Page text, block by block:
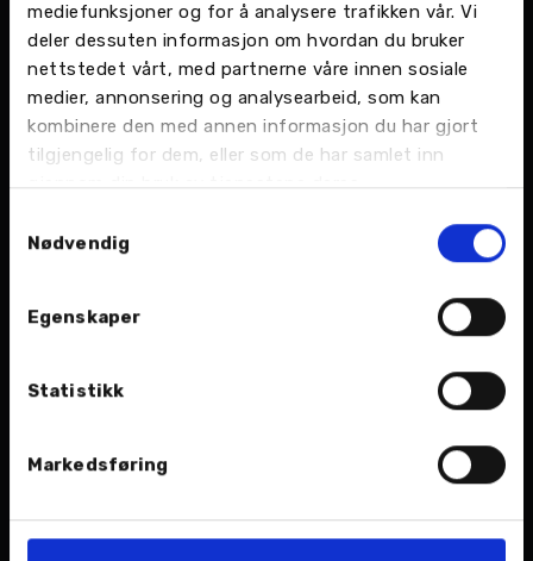
mediefunksjoner og for å analysere trafikken vår. Vi
deler dessuten informasjon om hvordan du bruker
nettstedet vårt, med partnerne våre innen sosiale
medier, annonsering og analysearbeid, som kan
kombinere den med annen informasjon du har gjort
tilgjengelig for dem, eller som de har samlet inn
gjennom din bruk av tjenestene deres.
Nødvendig
Egenskaper
Statistikk
Markedsføring
Toyota Professional varebilsortiment
• PROACE CITY: Kompakte varebiler med
elektrisk rekkevidde opptil 337 km og
lastekapasitet opptil 4,4 m³
• PROACE: Mellomstore varebiler med elektrisk
rekkevidde opptil 347 km og lastekapasitet
• PROACE MAX: Tunge varebiler med opptil 17
m³ lastevolum. Elektrisk rekkevidde opptil 424
km
Tags